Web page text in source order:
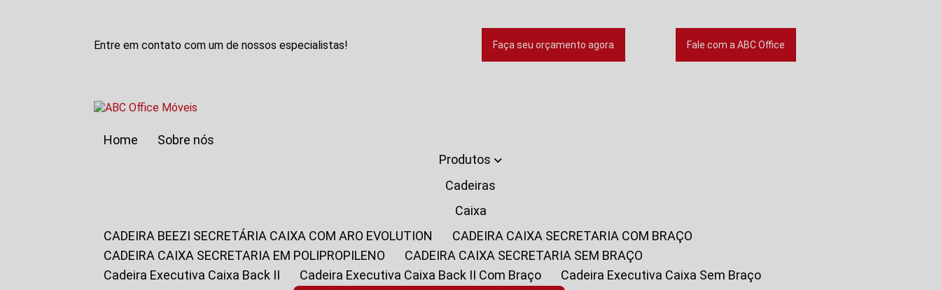
Entre em contato com um de nossos especialistas! Faça seu orçamento agora Fale com a ABC Office
Home
Sobre nós
Produtos
Cadeiras
Caixa
CADEIRA BEEZI SECRETÁRIA CAIXA COM ARO EVOLUTION
CADEIRA CAIXA SECRETARIA COM BRAÇO
CADEIRA CAIXA SECRETARIA EM POLIPROPILENO
CADEIRA CAIXA SECRETARIA SEM BRAÇO
Cadeira Executiva Caixa Back II
Cadeira Executiva Caixa Back II Com Braço
Cadeira Executiva Caixa Sem Braço